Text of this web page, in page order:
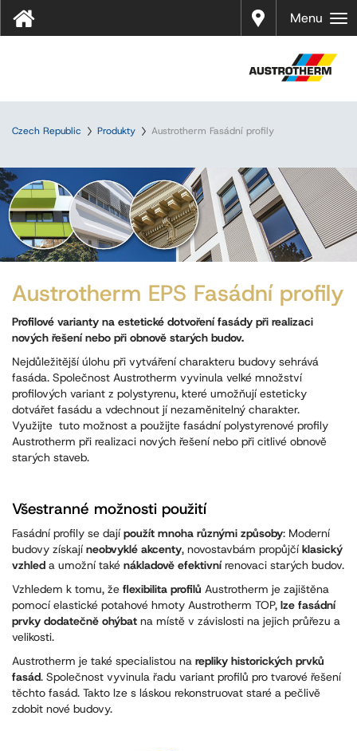
Prodej
Menu
Czech Republic Produkty Austrotherm Fasádní profily
Austrotherm EPS Fasádní profily
Profilové varianty na estetické dotvoření fasády při realizaci
nových řešení nebo při obnově starých budov.
Nejdůležitější úlohu při vytváření charakteru budovy sehrává
fasáda. Společnost Austrotherm vyvinula velké množství
profilových variant z polystyrenu, které umožňují esteticky
dotvářet fasádu a vdechnout jí nezaměnitelný charakter.
Využijte tuto možnost a použijte fasádní polystyrenové profily
Austrotherm při realizaci nových řešení nebo při citlivé obnově
starých staveb.
Všestranné možnosti použití
Fasádní profily se dají použít mnoha různými způsoby: Moderní
budovy získají neobvyklé akcenty, novostavbám propůjčí klasický
vzhled a umožní také nákladově efektivnírenovaci starých budov.
Vzhledem k tomu, že flexibilita profilů Austrotherm je zajištěna
pomocí elastické potahové hmoty Austrotherm TOP, lze fasádní
prvky dodatečně ohýbat na místě v závislosti na jejich průřezu a
velikosti.
Austrotherm je také specialistou na repliky historických prvků
fasád. Společnost vyvinula řadu variant profilů pro tvarové řešení
těchto fasád. Takto lze s láskou rekonstruovat staré a pečlivě
zdobit nové budovy.